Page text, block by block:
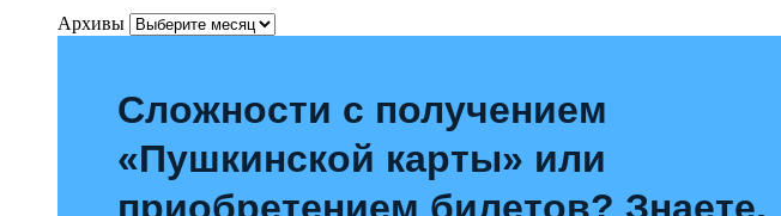
Архивы
Сложности с получением
«Пушкинской карты» или